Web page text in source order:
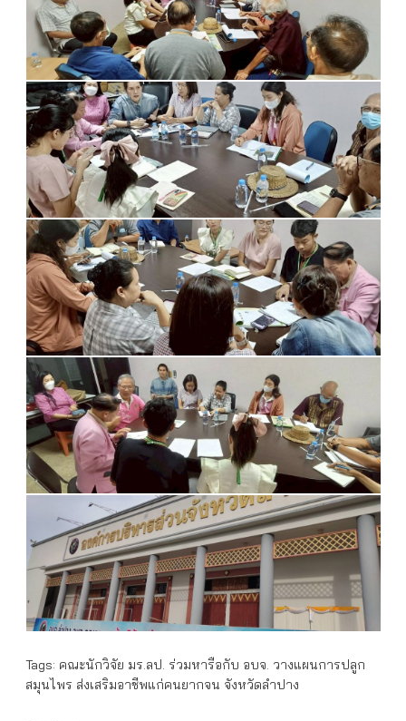
Tags: คณะนักวิจัย มร.ลป. ร่วมหารือกับ อบจ. วางแผนการปลูก
สมุนไพร ส่งเสริมอาชีพแก่คนยากจน จังหวัดลำปาง